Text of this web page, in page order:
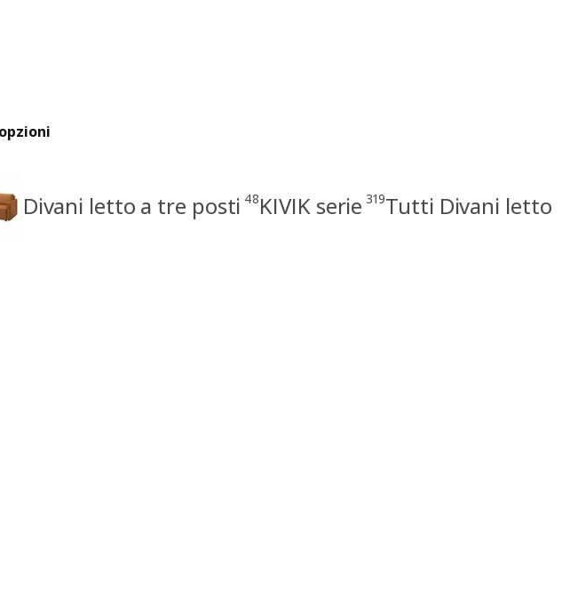
Divani letto a tre posti 48KIVIK serie 319Tutti Divani letto